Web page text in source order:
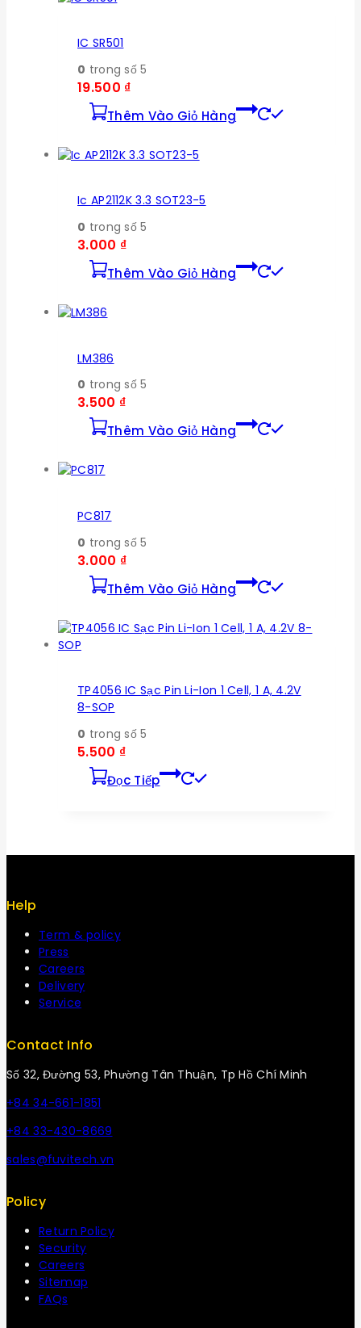
IC SR501
0 trong số 5
19.500 ₫
Thêm Vào Giỏ Hàng
Ic AP2112K 3.3 SOT23-5
0 trong số 5
3.000 ₫
Thêm Vào Giỏ Hàng
LM386
0 trong số 5
3.500 ₫
Thêm Vào Giỏ Hàng
PC817
0 trong số 5
3.000 ₫
Thêm Vào Giỏ Hàng
TP4056 IC Sạc Pin Li-Ion 1 Cell, 1 A, 4.2V
8-SOP
0 trong số 5
5.500 ₫
Đọc Tiếp
Help
Term & policy
Press
Careers
Delivery
Service
Contact Info
Số 32, Đường 53, Phường Tân Thuận, Tp Hồ Chí Minh
+84 34-661-1851
+84 33-430-8669
sales@fuvitech.vn
Policy
Return Policy
Security
Careers
Sitemap
FAQs